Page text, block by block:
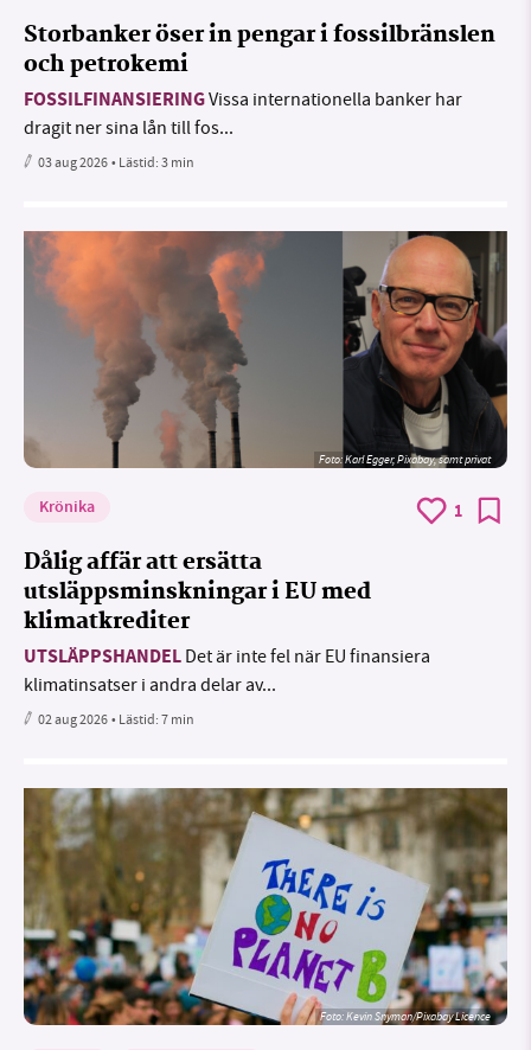
Storbanker öser in pengar i fossilbränslen
och petrokemi
FOSSILFINANSIERINGVissa internationella banker har
dragit ner sina lån till fos...
03 aug 2026• Lästid:3 min
Foto:Karl Egger, Pixabay, samt privat
Krönika 1
Dålig affär att ersätta
utsläppsminskningar i EU med
klimatkrediter
UTSLÄPPSHANDEL Det är inte fel när EU finansiera
klimatinsatser i andra delar av...
02 aug 2026• Lästid:7 min
Foto:Kevin Snyman/Pixabay Licence